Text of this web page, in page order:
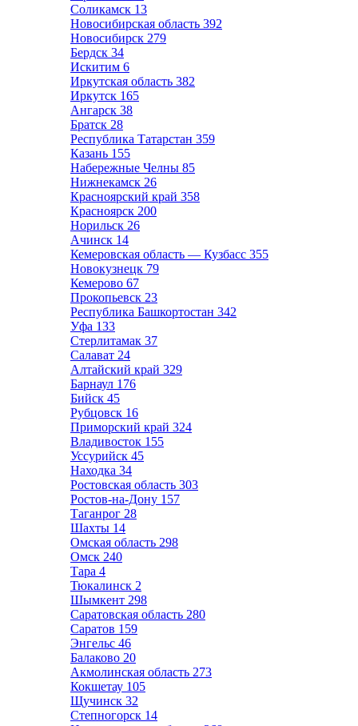
Соликамск 13
Новосибирская область 392
Новосибирск 279
Бердск 34
Искитим 6
Иркутская область 382
Иркутск 165
Ангарск 38
Братск 28
Республика Татарстан 359
Казань 155
Набережные Челны 85
Нижнекамск 26
Красноярский край 358
Красноярск 200
Норильск 26
Ачинск 14
Кемеровская область — Кузбасс 355
Новокузнецк 79
Кемерово 67
Прокопьевск 23
Республика Башкортостан 342
Уфа 133
Стерлитамак 37
Салават 24
Алтайский край 329
Барнаул 176
Бийск 45
Рубцовск 16
Приморский край 324
Владивосток 155
Уссурийск 45
Находка 34
Ростовская область 303
Ростов-на-Дону 157
Таганрог 28
Шахты 14
Омская область 298
Омск 240
Тара 4
Тюкалинск 2
Шымкент 298
Саратовская область 280
Саратов 159
Энгельс 46
Балаково 20
Акмолинская область 273
Кокшетау 105
Щучинск 32
Степногорск 14